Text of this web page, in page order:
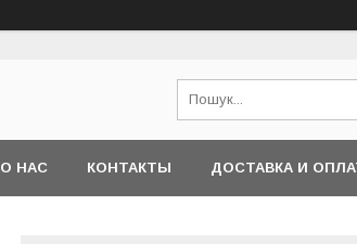
О НАС КОНТАКТЫ ДОСТАВКА И